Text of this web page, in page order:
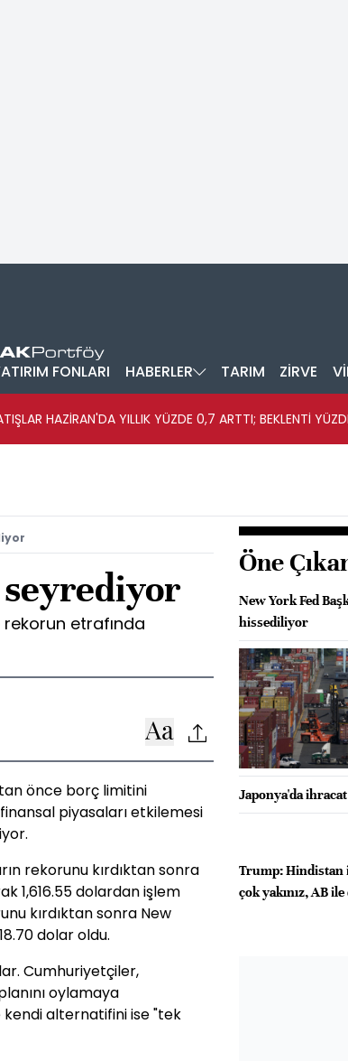
FONLARI HABERLER TARIM ZİRVE
HAZİRAN'DA YILLIK YÜZDE 0,7 ARTTI; BEKLENTİ
seyrediyor
etrafında
önce borç limitini
piyasaları etkilemesi
rekorunu kırdıktan sonra
1,616.55 dolardan işlem
kırdıktan sonra New
dolar oldu.
Cumhuriyetçiler,
oylamaya
kendi alternatifini ise "tek
Öne
New York Fed
hissediliyor
Japonya'da
Trump: Hindistan
çok yakınız, AB